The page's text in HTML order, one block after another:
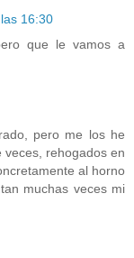
16:30
que le vamos a
pero me los he
rehogados en
al horno
muchas veces mi